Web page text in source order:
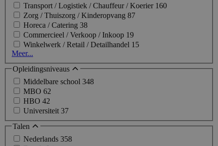
Transport / Logistiek / Chauffeur / Koerier 160
Zorg / Thuiszorg / Kinderopvang 87
Horeca / Catering 38
Commercieel / Verkoop / Inkoop 19
Winkelwerk / Retail / Detailhandel 15
Meer...
Opleidingsniveaus
Middelbare school 348
MBO 62
HBO 42
Universiteit 37
Talen
Nederlands 358